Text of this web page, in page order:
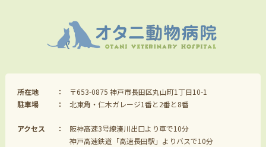
所在地
〒653-0875 神戸市長田区丸山町1丁目10-1
駐車場
北東角・仁木ガレージ1番と2番と8番
アクセス
阪神高速3号線湊川出口より車で10分
神戸高速鉄道「高速長田駅」よりバスで10分